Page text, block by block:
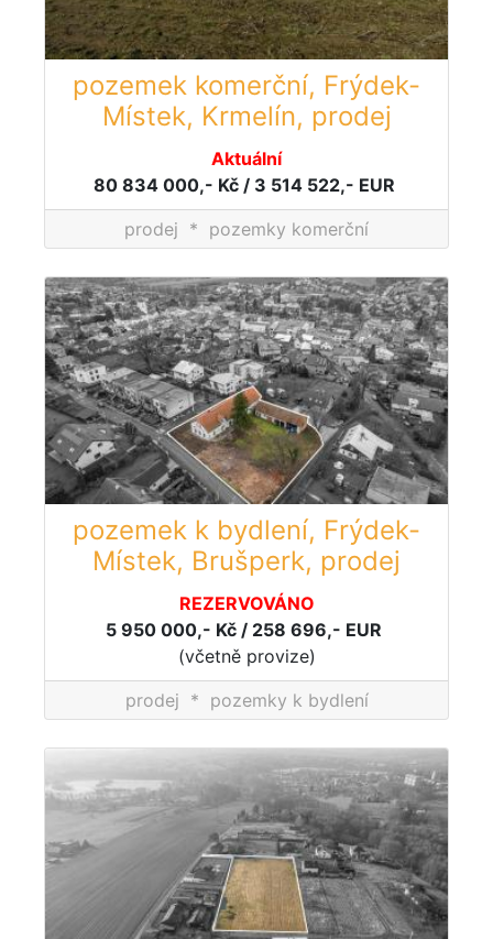
pozemek komerční, Frýdek-
Místek, Krmelín, prodej
Aktuální
80 834 000,- Kč / 3 514 522,- EUR
prodej * pozemky komerční
pozemek k bydlení, Frýdek-
Místek, Brušperk, prodej
REZERVOVÁNO
5 950 000,- Kč / 258 696,- EUR
(včetně provize)
prodej * pozemky k bydlení